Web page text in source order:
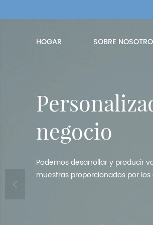
HOGAR SOBRE
negocio
Podemos desarrollar y producir
muestras proporcionados por los
negocio
Podemos desarrollar y producir
muestras proporcionados por los
negocio
Podemos desarrollar y producir
muestras proporcionados por los